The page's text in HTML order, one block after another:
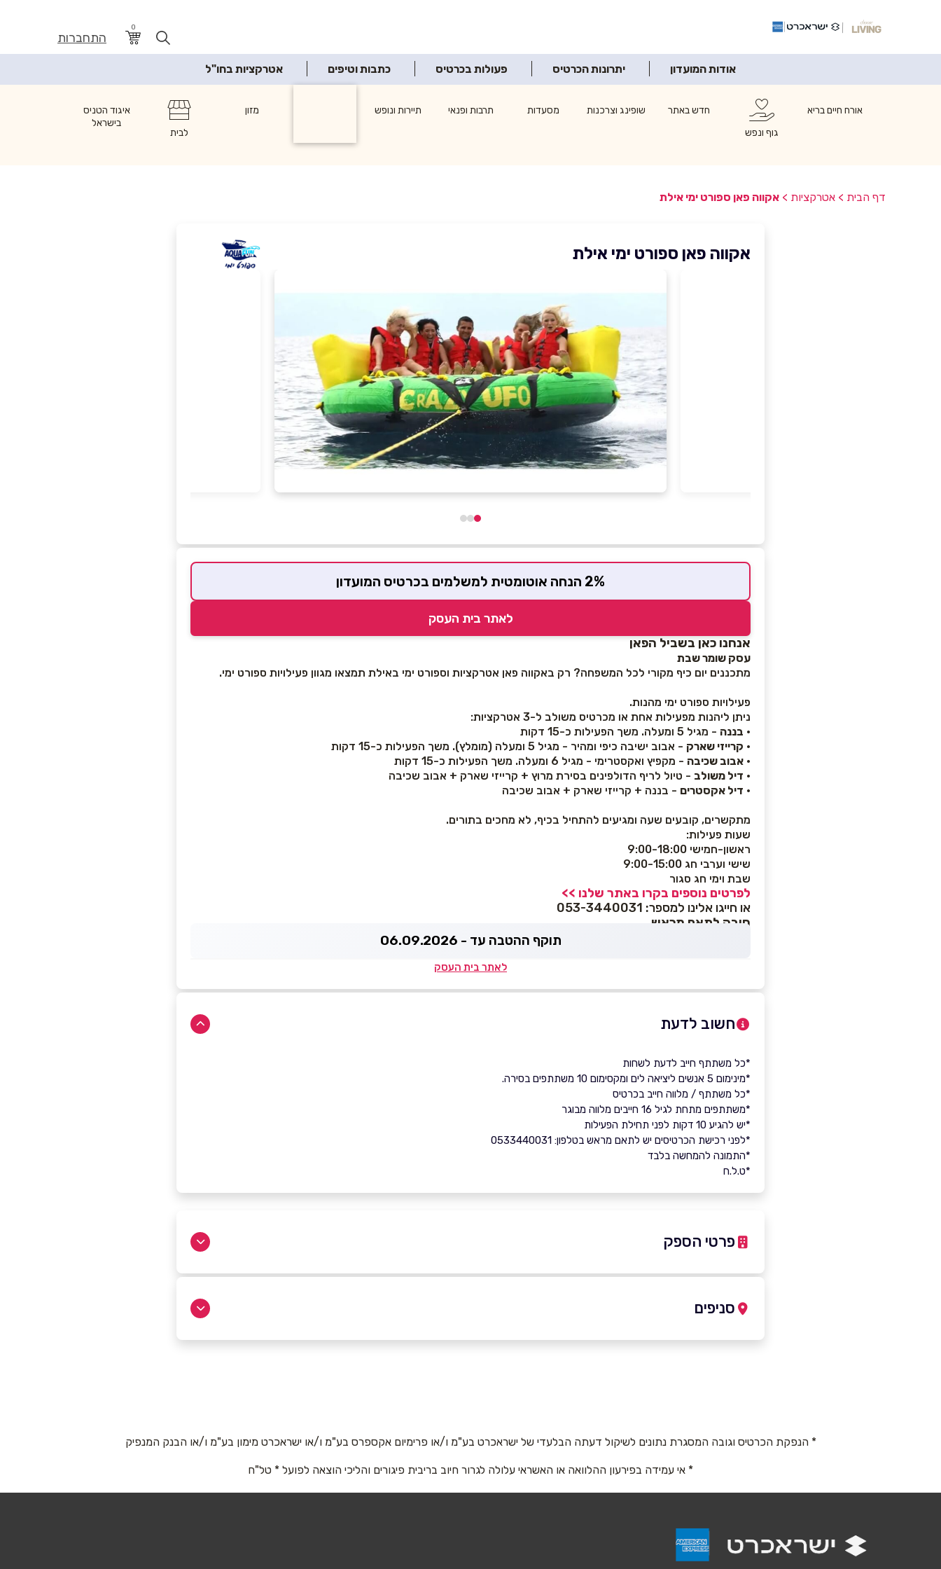
0
התחברות
אודות המועדון יתרונות הכרטיס פעולות בכרטיס כתבות וטיפים אטרקציות בחו"ל
אורח חיים בריא
גוף ונפש
חדש באתר שופינג וצרכנות מסעדות תרבות ופנאי תיירות ונופש
מזון
לבית
איגוד הטניס
בישראל
דף הבית > אטרקציות > אקווה פאן ספורט ימי אילת
אקווה פאן ספורט ימי אילת
2% הנחה אוטומטית למשלמים בכרטיס המועדון
לאתר בית העסק
אנחנו כאן בשביל הפאן
עסק שומר שבת
מתכננים יום כיף מקורי לכל המשפחה? רק באקווה פאן אטרקציות וספורט ימי באילת תמצאו מגוון פעילויות ספורט ימי.
פעילויות ספורט ימי מהנות.
ניתן ליהנות מפעילות אחת או מכרטיס משולב ל-3 אטרקציות:
• בננה - מגיל 5 ומעלה. משך הפעילות כ-15 דקות
• קרייזי שארק - אבוב ישיבה כיפי ומהיר - מגיל 5 ומעלה (מומלץ). משך הפעילות כ-15 דקות
• אבוב שכיבה - מקפיץ ואקסטרימי - מגיל 6 ומעלה. משך הפעילות כ-15 דקות
• דיל משולב - טיול לריף הדולפינים בסירת מרוץ + קרייזי שארק + אבוב שכיבה
• דיל אקסטרים - בננה + קרייזי שארק + אבוב שכיבה
מתקשרים, קובעים שעה ומגיעים להתחיל בכיף, לא מחכים בתורים.
שעות פעילות:
ראשון-חמישי 9:00-18:00
שישי וערבי חג 9:00-15:00
שבת וימי חג סגור
לפרטים נוספים בקרו באתר שלנו >>
או חייגו אלינו למספר: 053-3440031
חובה לתאם מראש
תוקף ההטבה עד - 06.09.2026
לאתר בית העסק
חשוב לדעת
*כל משתתף חייב לדעת לשחות
*מינימום 5 אנשים ליציאה לים ומקסימום 10 משתתפים בסירה.
*כל משתתף / מלווה חייב בכרטיס
*משתתפים מתחת לגיל 16 חייבים מלווה מבוגר
*יש להגיע 10 דקות לפני תחילת הפעילות
*לפני רכישת הכרטיסים יש לתאם מראש בטלפון: 0533440031
*התמונה להמחשה בלבד
*ט.ל.ח
פרטי הספק
באתר
אימייל
הודעה *
סניפים
* הנפקת הכרטיס וגובה המסגרת נתונים לשיקול דעתה הבלעדי של ישראכרט בע"מ ו/או פרימיום אקספרס בע"מ ו/או ישראכרט מימון בע"מ ו/או הבנק המנפיק
* אי עמידה בפירעון ההלוואה או האשראי עלולה לגרור חיוב בריבית פיגורים והליכי הוצאה לפועל * טל"ח